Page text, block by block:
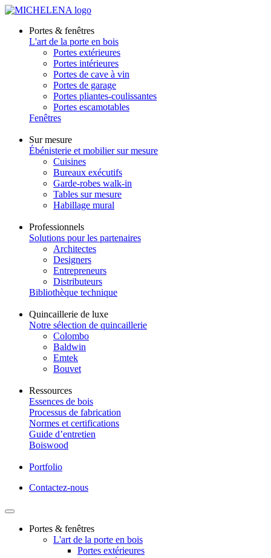
Portes & fenêtres
L'art de la porte en bois
Portes extérieures
Portes intérieures
Portes de cave à vin
Portes de garage
Portes pliantes-coulissantes
Portes escamotables
Fenêtres
Sur mesure
Ébénisterie et mobilier sur mesure
Cuisines
Bureaux exécutifs
Garde-robes walk-in
Tables sur mesure
Habillage mural
Professionnels
Solutions pour les partenaires
Architectes
Designers
Entrepreneurs
Distributeurs
Bibliothèque technique
Quincaillerie de luxe
Notre sélection de quincaillerie
Colombo
Baldwin
Emtek
Bouvet
Ressources
Essences de bois
Processus de fabrication
Normes et certifications
Guide d’entretien
Boiswood
Portfolio
Contactez-nous
Portes & fenêtres
L'art de la porte en bois
Portes extérieures